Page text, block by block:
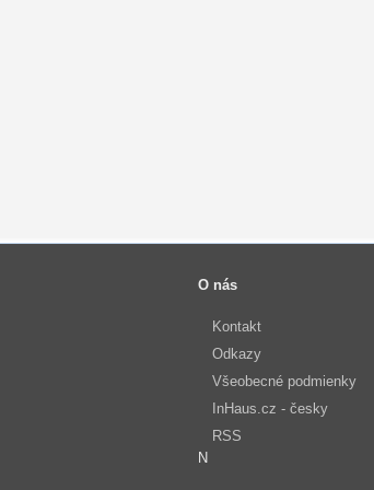
O nás
Kontakt
Odkazy
Všeobecné podmienky
InHaus.cz - česky
RSS
N